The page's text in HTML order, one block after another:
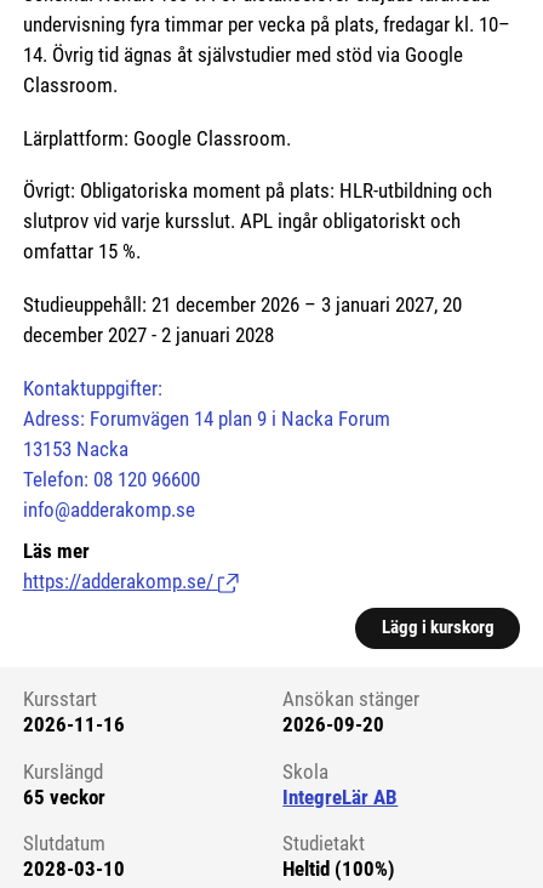
undervisning fyra timmar per vecka på plats, fredagar kl. 10–
14. Övrig tid ägnas åt självstudier med stöd via Google
Classroom.
Lärplattform: Google Classroom.
Övrigt: Obligatoriska moment på plats: HLR-utbildning och
slutprov vid varje kursslut. APL ingår obligatoriskt och
omfattar 15 %.
Studieuppehåll: 21 december 2026 – 3 januari 2027, 20
december 2027 - 2 januari 2028
Kontaktuppgifter:
Adress: Forumvägen 14 plan 9 i Nacka Forum
13153 Nacka
Telefon: 08 120 96600
info@adderakomp.se
Läs mer
https://adderakomp.se/ (Länk till extern sida.)
Lägg i kurskorg
Kursstart 6162783
Kursstart
2026-11-16
Ansökan stänger
2026-09-20
Kurslängd
65 veckor
Skola
IntegreLär AB
Slutdatum
2028-03-10
Studietakt
Heltid (100%)